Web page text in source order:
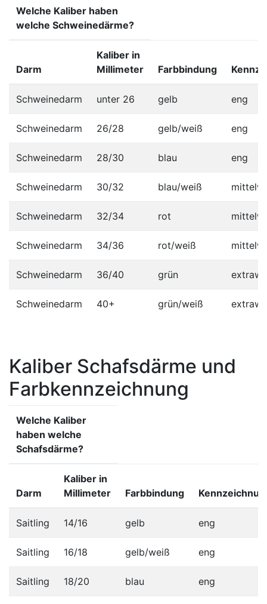
Welche Kaliber haben
welche Schweinedärme?
Darm
Kaliber in
Millimeter
Farbbindung
Schweinedarm unter 26 gelb eng
Schweinedarm 26/28 gelb/weiß eng
Schweinedarm 28/30 blau eng
Schweinedarm 30/32 blau/weiß
Schweinedarm 32/34 rot
Schweinedarm 34/36 rot/weiß
Schweinedarm 36/40 grün
Schweinedarm 40+ grün/weiß
Kaliber Schafsdärme und
Farbkennzeichnung
Welche Kaliber
haben welche
Schafsdärme?
Darm
Kaliber in
Millimeter
Farbbindung
Saitling 14/16 gelb eng
Saitling 16/18 gelb/weiß eng
Saitling 18/20 blau eng